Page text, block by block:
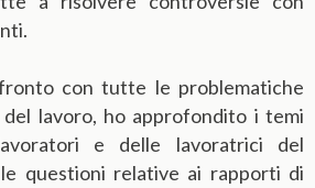
con tutte le problematiche
lavoro, ho approfondito i temi
e delle lavoratrici del
questioni relative ai rapporti di